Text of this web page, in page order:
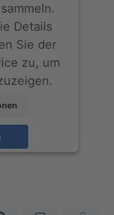
Details
Sie der
zu, um